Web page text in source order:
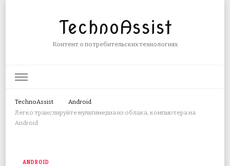
TechnoAssist
Контент о потребительских технологиях
TechnoAssist
Android
Легко транслируйте мультимедиа из облака, компьютера на
Android
ANDROID